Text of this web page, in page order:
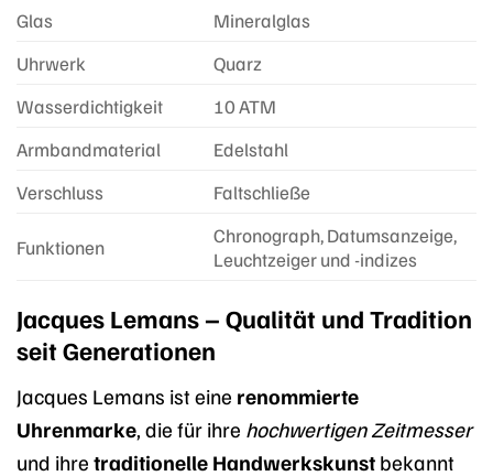
Glas
Mineralglas
Uhrwerk
Quarz
Wasserdichtigkeit
10 ATM
Armbandmaterial
Edelstahl
Verschluss
Faltschließe
Funktionen
Chronograph, Datumsanzeige,
Leuchtzeiger und -indizes
Jacques Lemans – Qualität und Tradition
seit Generationen
Jacques Lemans ist eine renommierte
Uhrenmarke , die für ihre hochwertigen Zeitmesser
und ihre traditionelle Handwerkskunst bekannt